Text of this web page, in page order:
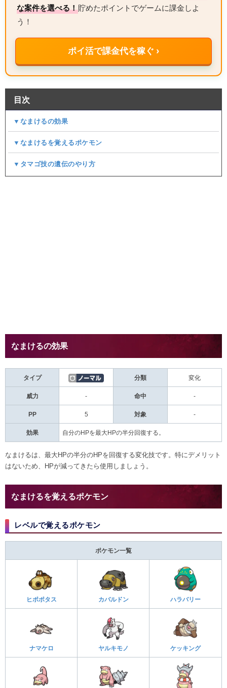
な案件を選べる！貯めたポイントでゲームに課金しよ
う！
ポイ活で課金代を稼ぐ ›
目次
▼なまけるの効果
▼なまけるを覚えるポケモン
▼タマゴ技の遺伝のやり方
なまけるの効果
タイプ 分類 変化
威力 - 命中 -
PP 5 対象 -
効果 自分のHPを最大HPの半分回復する。
なまけるは、最大HPの半分のHPを回復する変化技です。特にデメリット
はないため、HPが減ってきたら使用しましょう。
なまけるを覚えるポケモン
レベルで覚えるポケモン
ポケモン一覧
ヒポポタス カバルドン ハラバリー
ナマケロ ヤルキモノ ケッキング